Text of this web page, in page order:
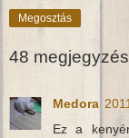
Megosztás
48
Medora
Ez a